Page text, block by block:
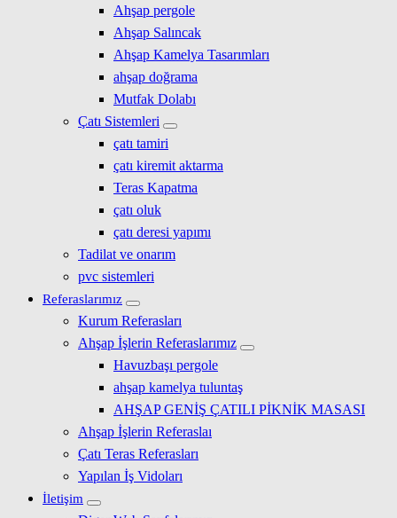
Ahşap pergole
Ahşap Salıncak
Ahşap Kamelya Tasarımları
ahşap doğrama
Mutfak Dolabı
Çatı Sistemleri
çatı tamiri
çatı kiremit aktarma
Teras Kapatma
çatı oluk
çatı deresi yapımı
Tadilat ve onarım
pvc sistemleri
Referaslarımız
Kurum Referasları
Ahşap İşlerin Referaslarımız
Havuzbaşı pergole
ahşap kamelya tuluntaş
AHŞAP GENİŞ ÇATILI PİKNİK MASASI
Ahşap İşlerin Referaslaı
Çatı Teras Referasları
Yapılan İş Vidoları
İletişim